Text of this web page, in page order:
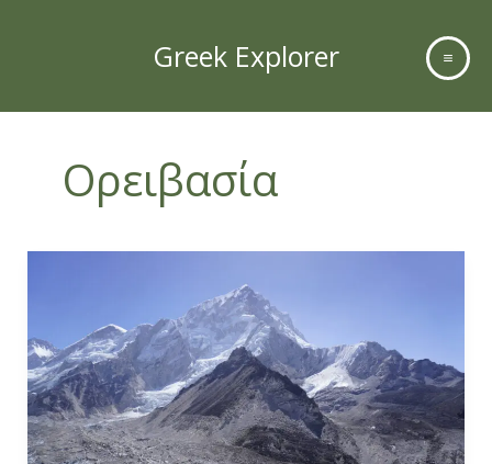
Greek Explorer
Ορειβασία
Camp